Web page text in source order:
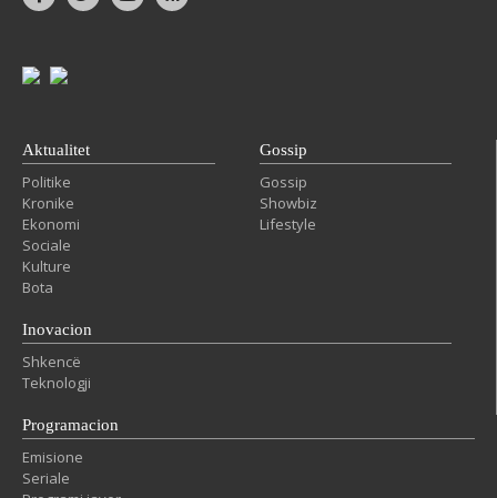
Aktualitet
Politike
Kronike
Ekonomi
Sociale
Kulture
Bota
Gossip
Gossip
Showbiz
Lifestyle
Inovacion
Shkencë
Teknologji
Programacion
Emisione
Seriale